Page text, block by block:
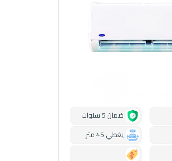
ضمان 5 سنوات
يغطي 45 متر